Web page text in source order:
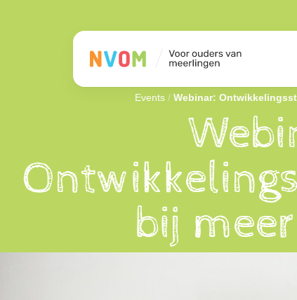
Events / Webinar:
bij